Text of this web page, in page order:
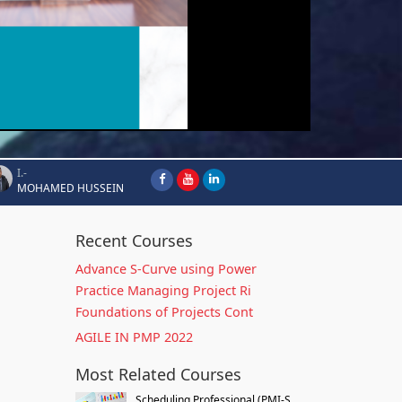
I.-
MOHAMED HUSSEIN
Recent Courses
Advance S-Curve using Power
Practice Managing Project Ri
Foundations of Projects Cont
AGILE IN PMP 2022
Most Related Courses